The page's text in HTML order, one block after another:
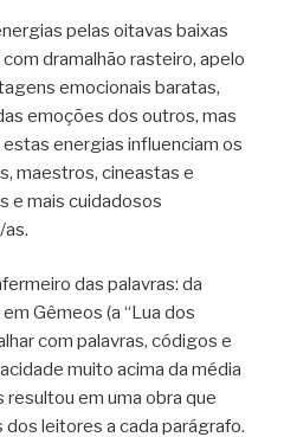
pelas oitavas baixas
dramalhão rasteiro, apelo
emocionais baratas,
emoções dos outros, mas
energias influenciam os
maestros, cineastas e
e mais cuidadosos
das palavras: da
Gêmeos (a “Lua dos
com palavras, códigos e
muito acima da média
em uma obra que
leitores a cada parágrafo.